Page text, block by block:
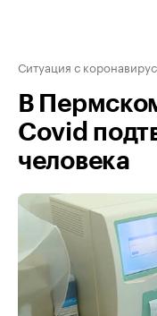
Ситуация с
В
Covid
человека